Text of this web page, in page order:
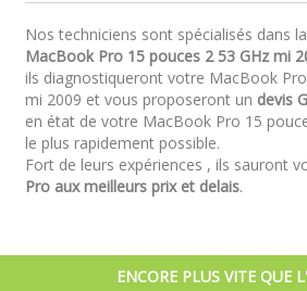
Nos techniciens sont spécialisés dans la
MacBook Pro 15 pouces 2 53 GHz mi
ils diagnostiqueront votre MacBook
mi 2009 et vous proposeront un devis
en état de votre MacBook Pro 15
le plus rapidement possible.
Fort de leurs expériences , ils sauront
Pro aux meilleurs prix et delais.
ENCORE PLUS VITE QUE